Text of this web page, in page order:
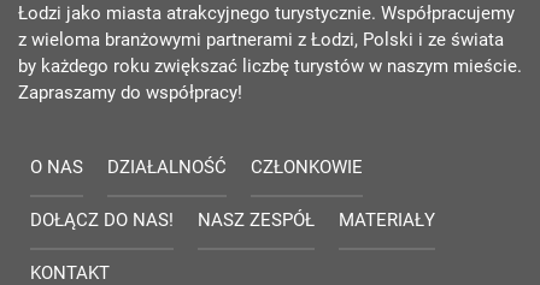
Łodzi jako miasta atrakcyjnego turystycznie. Współpracujemy
z wieloma branżowymi partnerami z Łodzi, Polski i ze świata
by każdego roku zwiększać liczbę turystów w naszym mieście.
Zapraszamy do współpracy!
O NAS DZIAŁALNOŚĆ CZŁONKOWIE
DOŁĄCZ DO NAS! NASZ ZESPÓŁ MATERIAŁY
KONTAKT